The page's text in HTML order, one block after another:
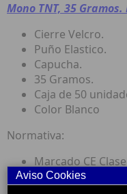
Mono TNT, 35
Cierre Velcro.
Puño Elastico.
Capucha.
35 Gramos.
Caja de 50
Color Blanco
Normativa:
Marcado CE
Certificado ISO
Aviso Cookies